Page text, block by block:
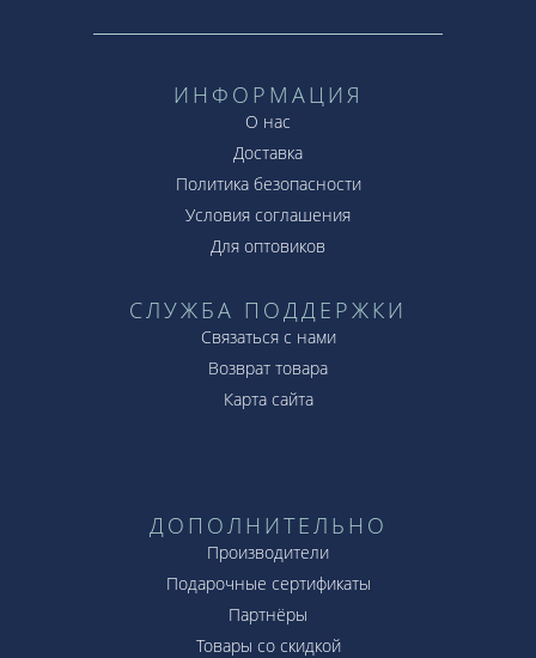
ИНФОРМАЦИЯ
О нас
Доставка
Политика безопасности
Условия соглашения
Для оптовиков
СЛУЖБА ПОДДЕРЖКИ
Связаться с нами
Возврат товара
Карта сайта
ДОПОЛНИТЕЛЬНО
Производители
Подарочные сертификаты
Партнёры
Товары со скидкой